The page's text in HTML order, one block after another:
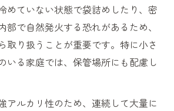
めていない状態で袋詰めしたり、密
部で自然発火する恐れがあるため、
取り扱うことが重要です。特に小さ
いる家庭では、保管場所にも配慮し
アルカリ性のため、連続して大量に